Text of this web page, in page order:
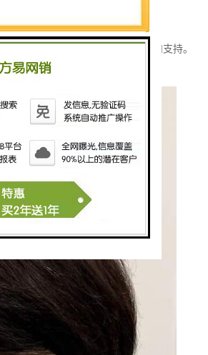
挑战，提升职业成就感。
为未来的职业发展提供更多机会和支持。
脚跟，实现职业目标。